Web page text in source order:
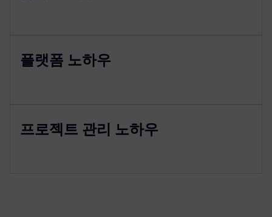
플랫폼 노하우
프로젝트 관리 노하우